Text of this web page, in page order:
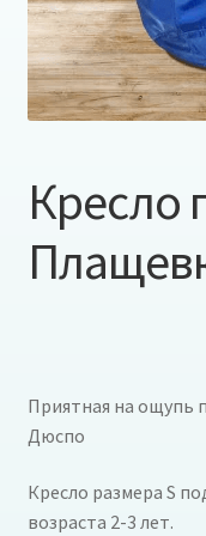
Кресло
Приятная на ощупь
Дюспо
Кресло размера S
возраста 2-3 лет.